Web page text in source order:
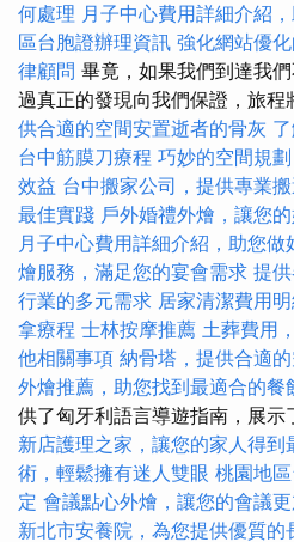
何處理 月子中心費用詳細介紹
區台胞證辦理資訊 強化網站優
律顧問 畢竟，如果我們到達我
過真正的發現向我們保證，旅程
供合適的空間安置逝者的骨灰
台中筋膜刀療程 巧妙的空間規
效益 台中搬家公司，提供專業
最佳實踐 戶外婚禮外燴，讓您
月子中心費用詳細介紹，助您做
燴服務，滿足您的宴會需求 提
行業的多元需求 居家清潔費用
拿療程 士林按摩推薦 土葬費用
他相關事項 納骨塔，提供合適
外燴推薦，助您找到最適合的餐
供了匈牙利語言導遊指南，展示
新店護理之家，讓您的家人得到
術，輕鬆擁有迷人雙眼 桃園地
定 會議點心外燴，讓您的會議
新北市安養院，為您提供優質的